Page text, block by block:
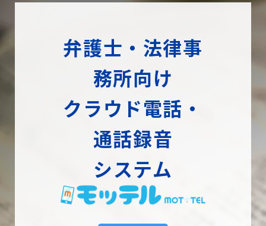
弁護士・法律事
務所向け
クラウド電話・
通話録音
システム